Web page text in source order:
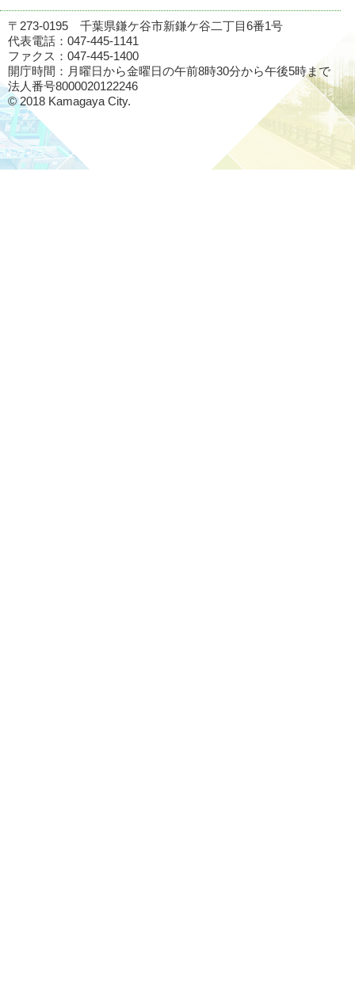
〒273-0195 千葉県鎌ケ谷市新鎌ケ谷二丁目6番1号
代表電話：047-445-1141
ファクス：047-445-1400
開庁時間：月曜日から金曜日の午前8時30分から午後5時まで
法人番号8000020122246
© 2018 Kamagaya City.